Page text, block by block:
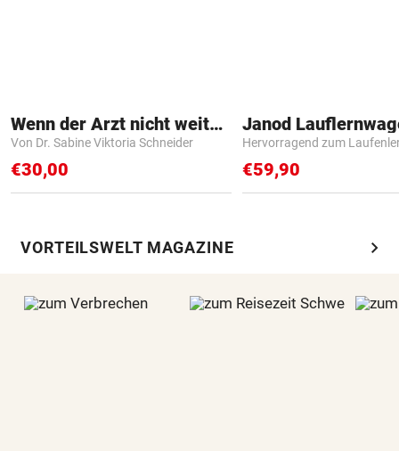
Wenn der Arzt nicht weiter weiß
Von Dr. Sabine Viktoria Schneider
€30,00
Janod
Hervorragend zum
€59,90
VORTEILSWELT MAGAZINE chevron_right